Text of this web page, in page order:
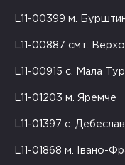
L11-00399 м.
L11-00887 смт.
L11-00915 с. Мала
L11-01203 м. Яремче
L11-01397 с.
L11-01868 м. Івано-